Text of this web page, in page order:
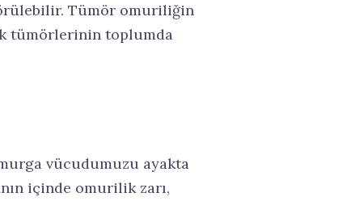
Tümör omuriliğin
tümörlerinin toplumda
vücudumuzu ayakta
içinde omurilik zarı,